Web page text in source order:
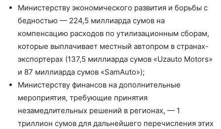
Министерству экономического развития и борьбы с
бедностью — 224,5 миллиарда сумов на
компенсацию расходов по утилизационным сборам,
которые выплачивает местный автопром в странах-
экспортерах (137,5 миллиарда сумов «Uzauto Motors»
и 87 миллиарда сумов «SamAuto»);
Министерству финансов на дополнительные
мероприятия, требующие принятия
незамедлительных решений в регионах, — 1
триллион сумов для дальнейшего перечисления этих